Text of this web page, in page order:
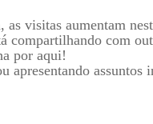
as visitas aumentam
compartilhando com
por aqui!
assuntos